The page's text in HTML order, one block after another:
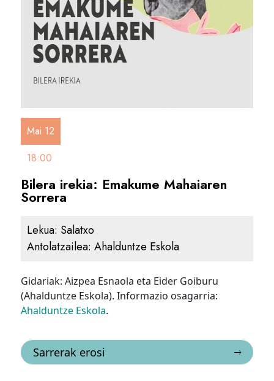
Mai 12
18:00
Bilera irekia: Emakume Mahaiaren
Sorrera
Lekua: Salatxo
Antolatzailea:Ahalduntze Eskola
Gidariak: Aizpea Esnaola eta Eider Goiburu
(Ahalduntze Eskola). Informazio osagarria:
Ahalduntze Eskola.
Sarrerak erosi